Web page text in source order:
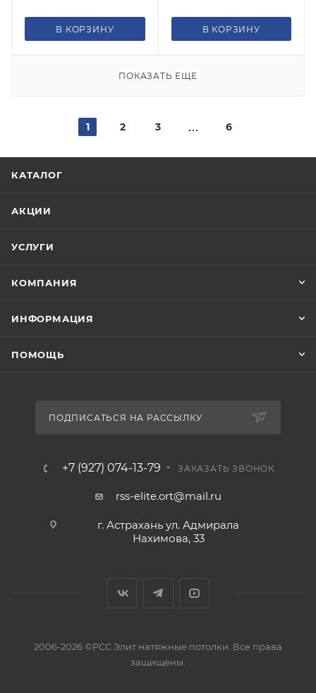
В КОРЗИНУ В КОРЗИНУ
ПОКАЗАТЬ ЕЩЕ
1 2 3 6
КАТАЛОГ
АКЦИИ
УСЛУГИ
КОМПАНИЯ
ИНФОРМАЦИЯ
ПОМОЩЬ
ПОДПИСАТЬСЯ НА РАССЫЛКУ
+7 (927) 074-13-79 ЗАКАЗАТЬ ЗВОНОК
rss-elite.ort@mail.ru
г. Астрахань ул. Адмирала
Нахимова, 33
2006-2026 ©РСС Элит натяжные потолки. Все права
защищены.